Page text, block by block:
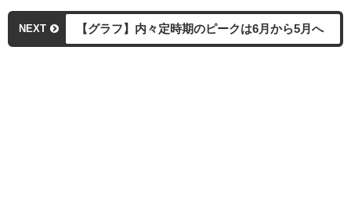
NEXT 【グラフ】内々定時期のピークは6月から5月へ